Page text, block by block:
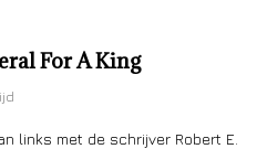
For A King
links met de schrijver Robert E.